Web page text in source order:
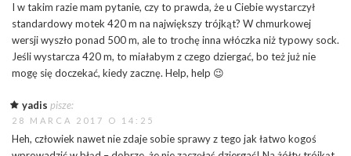
I w takim razie mam pytanie, czy to prawda, że u Ciebie wystarczył
standardowy motek 420 m na największy trójkąt? W chmurkowej
wersji wyszło ponad 500 m, ale to trochę inna włóczka niż typowy sock.
Jeśli wystarcza 420 m, to miałabym z czego dziergać, bo też już nie
mogę się doczekać, kiedy zacznę. Help, help 😉
yadis pisze:
28 MARCA 2017 O 14:25
Heh, człowiek nawet nie zdaje sobie sprawy z tego jak łatwo kogoś